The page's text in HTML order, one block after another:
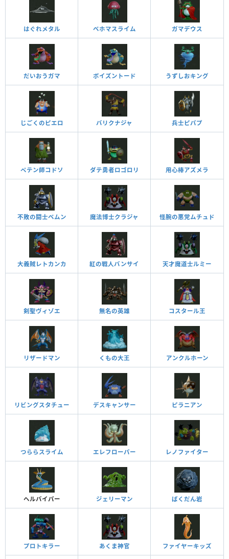
はぐれメタル ベホマスライム ガマデウス
だいおうガマ ポイズントード うずしおキング
じごくのピエロ バリクナジャ 兵士ピパプ
ペテン師コドソ ダテ勇者ロゴロリ 用心棒アズメラ
不敗の闘士ベムン 魔法博士クラジャ 怪腕の悪党ムチュド
大義賊レトカンカ 紅の戦人バンサイ 天才魔道士ルミー
剣聖ヴィゾエ 無名の英雄 コスタール王
リザードマン くもの大王 アンクルホーン
リビングスタチュー デスキャンサー ピラニアン
つららスライム エレフローパー レノファイター
ヘルバイパー ジェリーマン ばくだん岩
プロトキラー あくま神官 ファイヤーキッズ